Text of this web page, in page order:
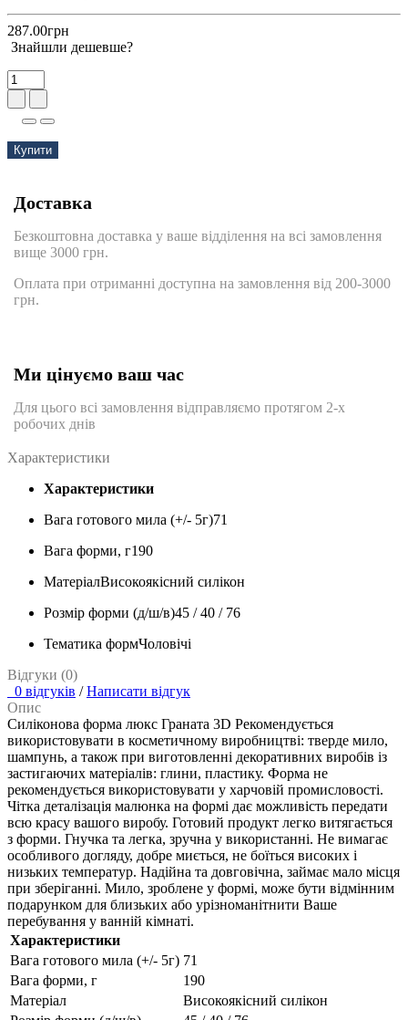
287.00грн
Знайшли дешевше?
Купити
Доставка
Безкоштовна доставка у ваше відділення на всі замовлення
вище 3000 грн.
Оплата при отриманні доступна на замовлення від 200-3000
грн.
Ми цінуємо ваш час
Для цього всі замовлення відправляємо протягом 2-х
робочих днів
Характеристики
Характеристики
Вага готового мила (+/- 5г)71
Вага форми, г190
МатеріалВисокоякісний силікон
Розмір форми (д/ш/в)45 / 40 / 76
Тематика формЧоловічі
Відгуки (0)
0 відгуків / Написати відгук
Опис
Силіконова форма люкс Граната 3D Рекомендується
використовувати в косметичному виробництві: тверде мило,
шампунь, а також при виготовленні декоративних виробів із
застигаючих матеріалів: глини, пластику. Форма не
рекомендується використовувати у харчовій промисловості.
Чітка деталізація малюнка на формі дає можливість передати
всю красу вашого виробу. Готовий продукт легко витягається
з форми. Гнучка та легка, зручна у використанні. Не вимагає
особливого догляду, добре миється, не боїться високих і
низьких температур. Надійна та довговічна, займає мало місця
при зберіганні. Мило, зроблене у формі, може бути відмінним
подарунком для близьких або урізноманітнити Ваше
перебування у ванній кімнаті.
Характеристики
Вага готового мила (+/- 5г) 71
Вага форми, г
190
Матеріал
Високоякісний силікон